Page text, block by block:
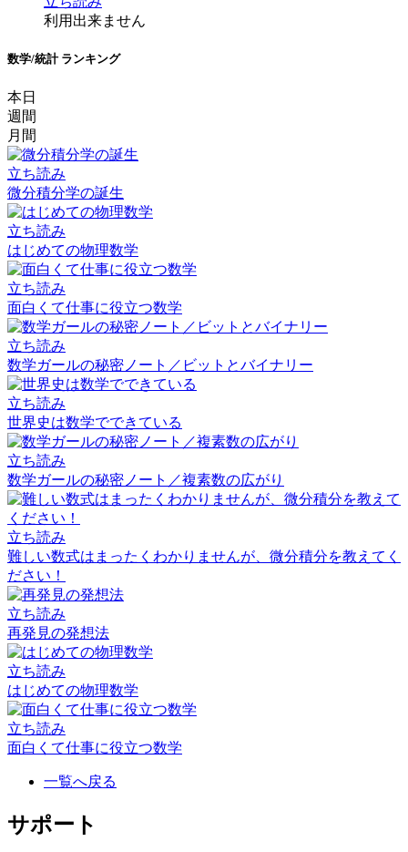
利用出来ません
数学/統計 ランキング
本日
週間
月間
立ち読み
微分積分学の誕生
立ち読み
はじめての物理数学
立ち読み
面白くて仕事に役立つ数学
立ち読み
数学ガールの秘密ノート／ビットとバイナリー
立ち読み
世界史は数学でできている
立ち読み
数学ガールの秘密ノート／複素数の広がり
立ち読み
難しい数式はまったくわかりませんが、微分積分を教えてく
ださい！
立ち読み
再発見の発想法
立ち読み
はじめての物理数学
立ち読み
面白くて仕事に役立つ数学
一覧へ戻る
サポート